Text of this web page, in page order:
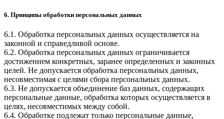
6. Принципы обработки персональных данных
6.1. Обработка персональных данных осуществляется на
законной и справедливой основе.
6.2. Обработка персональных данных ограничивается
достижением конкретных, заранее определенных и законных
целей. Не допускается обработка персональных данных,
несовместимая с целями сбора персональных данных.
6.3. Не допускается объединение баз данных, содержащих
персональные данные, обработка которых осуществляется в
целях, несовместимых между собой.
6.4. Обработке подлежат только персональные данные,